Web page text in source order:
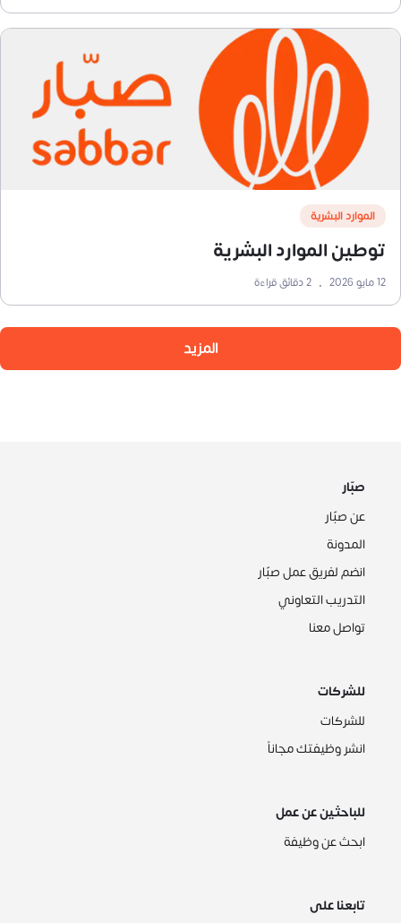
الموارد البشرية
توطين الموارد البشرية
12 مايو 2026 •
2دقائق قراءة
المزيد
صبّار
عن صبّار
المدونة
انضم لفريق عمل صبّار
التدريب التعاوني
تواصل معنا
للشركات
للشركات
انشر وظيفتك مجاناً
للباحثين عن عمل
ابحث عن وظيفة
تابعنا على